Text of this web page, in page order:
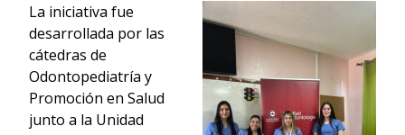
La iniciativa fue
desarrollada por las
cátedras de
Odontopediatría y
Promoción en Salud
junto a la Unidad